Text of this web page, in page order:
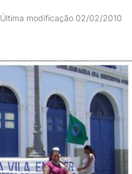
Última modificação 02/02/2010